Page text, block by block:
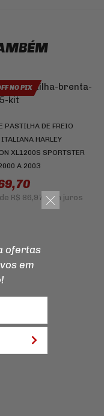
NO PIX
PASTILHA DE FREIO
ITALIANA HARLEY
XL1200S SPORTSTER
A 2003
de R$ 86,97 sem juros
ofertas
em